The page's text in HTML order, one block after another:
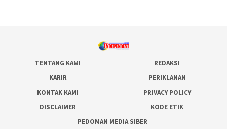
TENTANG KAMI
REDAKSI
KARIR
PERIKLANAN
KONTAK KAMI
PRIVACY POLICY
DISCLAIMER
KODE ETIK
PEDOMAN MEDIA SIBER